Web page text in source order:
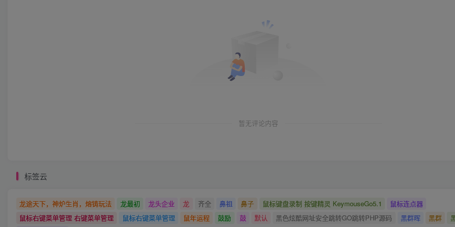
暂无评论内容
标签云
龙途天下，神炉生肖，熔铸玩法 龙最初 龙头企业 龙 齐全 鼻祖 鼻子 鼠标键盘录制 按键精灵 KeymouseGo5.1
鼠标连点器
鼠标右键菜单管理 右键菜单管理
鼠标右键菜单管理 鼠年运程 鼓励 鼓 默认 黑色炫酷网址安全跳转GO跳转PHP源码 黑群晖 黑群